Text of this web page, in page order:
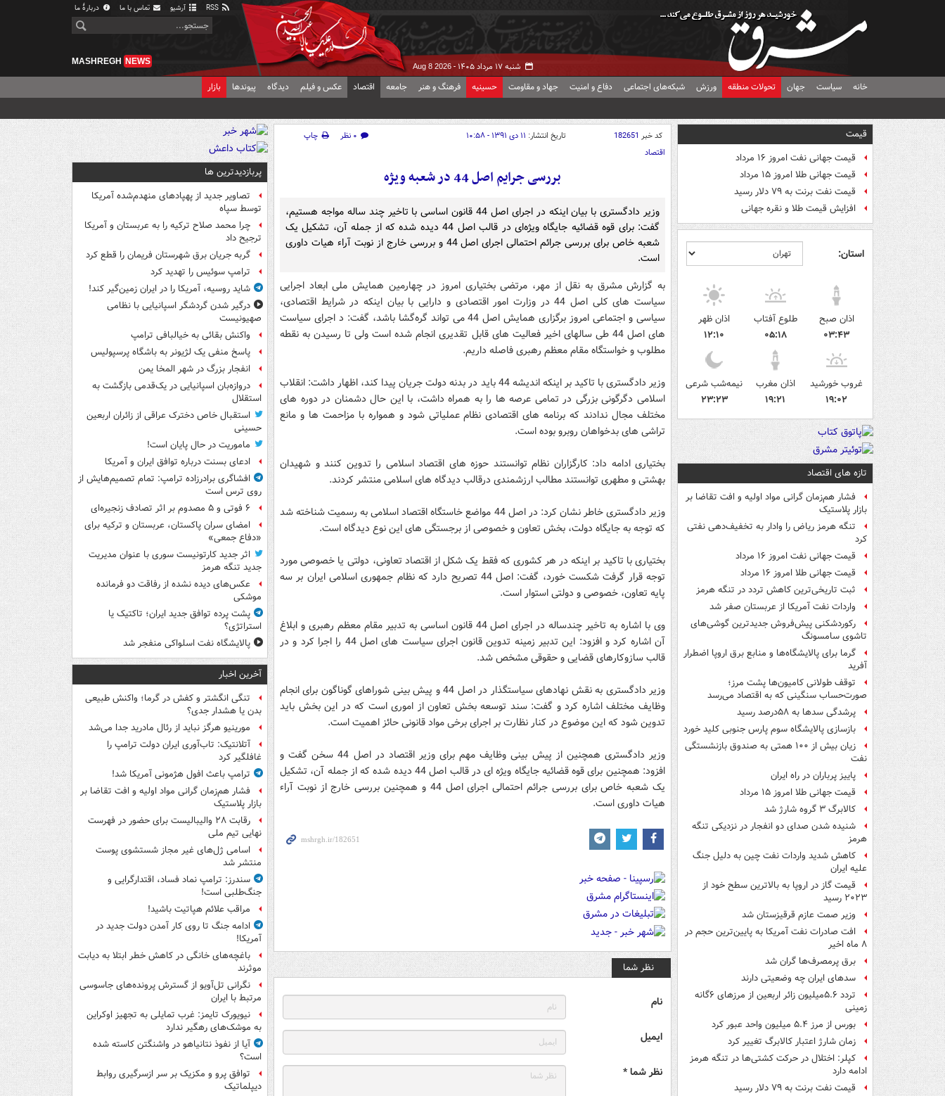
آرشیو تماس با ما دربارهٔ ما
شنبه ۱۷ مرداد ۱۴۰۵ - Aug 8 2026
MASHREGH NEWS
خانه سیاست جهان تحولات منطقه ورزش شبکه‌های اجتماعی دفاع و امنیت جهاد و مقاومت حسینیه فرهنگ و هنر جامعه اقتصاد عکس و فیلم دیدگاه پیوندها بازار
قیمت
قیمت جهانی نفت امروز ۱۶ مرداد
قیمت جهانی طلا امروز ۱۵ مرداد
قیمت نفت برنت به ۷۹ دلار رسید
افزایش قیمت طلا و نقره جهانی
استان:
اذان صبح
۰۳:۴۳
طلوع آفتاب
۰۵:۱۸
اذان ظهر
۱۲:۱۰
غروب خورشید
۱۹:۰۲
اذان مغرب
۱۹:۲۱
نیمه‌شب شرعی
۲۳:۲۳
تازه های اقتصاد
فشار هم‌زمان گرانی مواد اولیه و افت تقاضا بر
بازار پلاستیک
تنگه هرمز ریاض را وادار به تخفیف‌دهی نفتی
کرد
قیمت جهانی نفت امروز ۱۶ مرداد
قیمت جهانی طلا امروز ۱۶ مرداد
ثبت تاریخی‌ترین کاهش تردد در تنگه هرمز
واردات نفت آمریکا از عربستان صفر شد
رکوردشکنی پیش‌فروش جدیدترین گوشی‌های
تاشوی سامسونگ
گرما برای پالایشگاه‌ها و منابع برق اروپا اضطرار
آفرید
توقف طولانی کامیون‌ها پشت مرز؛
صورت‌حساب سنگینی که به اقتصاد می‌رسد
پرشدگی سدها به ۵۸درصد رسید
بازسازی پالایشگاه سوم پارس جنوبی کلید خورد
زیان بیش از ۱۰۰ همتی به صندوق‌ بازنشستگی
نفت
پاییز پرباران در راه ایران
قیمت جهانی طلا امروز ۱۵ مرداد
کالابرگ ۳ گروه شارژ شد
شنیده شدن صدای دو انفجار در نزدیکی تنگه
هرمز
کاهش شدید واردات نفت چین به دلیل جنگ
علیه ایران
قیمت گاز در اروپا به بالاترین سطح خود از
۲۰۲۳ رسید
وزیر صمت عازم قرقیزستان شد
افت صادرات نفت آمریکا به پایین‌ترین حجم در
۸ ماه اخیر
برق پرمصرف‌ها گران شد
سدهای ایران چه وضعیتی دارند
تردد ۵.۶میلیون زائر اربعین از مرزهای ۶گانه
زمینی
بورس از مرز ۵.۴ میلیون واحد عبور کرد
زمان شارژ اعتبار کالابرگ تغییر کرد
کپلر: اختلال در حرکت کشتی‌ها در تنگه هرمز
ادامه دارد
قیمت نفت برنت به ۷۹ دلار رسید
کد خبر 182651 تاریخ انتشار: ۱۱ دی ۱۳۹۱ - ۱۰:۵۸ ۰ نظر
چاپ
اقتصاد
بررسی جرایم اصل 44 در شعبه ویژه
وزیر دادگستری با بیان اینکه در اجرای اصل 44 قانون اساسی با تاخیر چند ساله مواجه هستیم،
گفت: برای قوه قضائیه جایگاه ویژه‌ای در قالب اصل 44 دیده شده که از جمله آن، تشکیل یک
شعبه خاص برای بررسی جرائم احتمالی اجرای اصل 44 و بررسی خارج از نوبت آراء هیات داوری
است.
به گزارش مشرق به نقل از مهر، مرتضی بختیاری امروز در چهارمین همایش ملی ابعاد اجرایی
سیاست های کلی اصل 44 در وزارت امور اقتصادی و دارایی با بیان اینکه در شرایط اقتصادی،
سیاسی و اجتماعی امروز برگزاری همایش اصل 44 می تواند گره‌گشا باشد، گفت: د اجرای سیاست
های اصل 44 طی سالهای اخیر فعالیت های قابل تقدیری انجام شده است ولی تا رسیدن به نقطه
مطلوب و خواستگاه مقام معظم رهبری فاصله داریم.
وزیر دادگستری با تاکید بر اینکه اندیشه 44 باید در بدنه دولت جریان پیدا کند، اظهار داشت: انقلاب
اسلامی دگرگونی بزرگی در تمامی عرصه ها را به همراه داشت، با این حال دشمنان در دوره های
مختلف مجال ندادند که برنامه های اقتصادی نظام عملیاتی شود و همواره با مزاحمت ها و مانع
تراشی های بدخواهان روبرو بوده است.
بختیاری ادامه داد: کارگزاران نظام توانستند حوزه های اقتصاد اسلامی را تدوین کنند و شهیدان
بهشتی و مطهری توانستند مطالب ارزشمندی درقالب دیدگاه های اسلامی منتشر کردند.
وزیر دادگستری خاطر نشان کرد: در اصل 44 مواضع خاستگاه اقتصاد اسلامی به رسمیت شناخته شد
که توجه به جایگاه دولت، بخش تعاون و خصوصی از برجستگی های این نوع دیدگاه است.
بختیاری با تاکید بر اینکه در هر کشوری که فقط یک شکل از اقتصاد تعاونی، دولتی یا خصوصی مورد
توجه قرار گرفت شکست خورد، گفت: اصل 44 تصریح دارد که نظام جمهوری اسلامی ایران بر سه
پایه تعاون، خصوصی و دولتی استوار است.
وی با اشاره به تاخیر چندساله در اجرای اصل 44 قانون اساسی به تدبیر مقام معظم رهبری و ابلاغ
آن اشاره کرد و افزود: این تدبیر زمینه تدوین قانون اجرای سیاست های اصل 44 را اجرا کرد و در
قالب سازوکارهای قضایی و حقوقی مشخص شد.
وزیر دادگستری به نقش نهادهای سیاستگذار در اصل 44 و پیش بینی شوراهای گوناگون برای انجام
وظایف مختلف اشاره کرد و گفت: سند توسعه بخش تعاون از اموری است که در این بخش باید
تدوین شود که این موضوع در کنار نظارت بر اجرای برخی مواد قانونی حائز اهمیت است.
وزیر دادگستری همچنین از پیش بینی وظایف مهم برای وزیر اقتصاد در اصل 44 سخن گفت و
افزود: همچنین برای قوه قضائیه جایگاه ویژه ای در قالب اصل 44 دیده شده که از جمله آن، تشکیل
یک شعبه خاص برای بررسی جرائم احتمالی اجرای اصل 44 و همچنین بررسی خارج از نوبت آراء
هیات داوری است.
نظر شما
نام
ایمیل
نظر شما *
پربازدیدترین ها
تصاویر جدید از پهپادهای منهدم‌شده آمریکا
توسط سپاه
چرا محمد صلاح ترکیه را به عربستان و آمریکا
ترجیح داد
گربه جریان برق شهرستان فریمان را قطع کرد
ترامپ سوئیس را تهدید کرد
شاید روسیه، آمریکا را در ایران زمین‌گیر کند!
درگیر شدن گردشگر اسپانیایی با نظامی
صهیونیست
واکنش بقائی به خیالبافی ترامپ
پاسخ منفی یک لژیونر به باشگاه پرسپولیس
انفجار بزرگ در شهر المخا یمن
دروازه‌بان اسپانیایی در یک‌قدمی بازگشت به
استقلال
استقبال خاص دخترک عراقی از زائران اربعین
حسینی
ماموریت در حال پایان است!
ادعای بسنت درباره توافق ایران و آمریکا
افشاگری برادرزاده ترامپ: تمام تصمیم‌هایش از
روی ترس است
۶ فوتی و ۵ مصدوم بر اثر تصادف زنجیره‌ای
امضای سران پاکستان، عربستان و ترکیه برای
«دفاع جمعی»
اثر جدید کارتونیست سوری با عنوان مدیریت
جدید تنگه هرمز
عکس‌های دیده نشده از رفاقت دو فرمانده‌
موشکی
پشت پرده توافق جدید ایران؛ تاکتیک یا
استراتژی؟
پالایشگاه نفت اسلواکی منفجر شد
آخرین اخبار
تنگی انگشتر و کفش در گرما؛ واکنش طبیعی
بدن یا هشدار جدی؟
مورینیو هرگز نباید از رئال مادرید جدا می‌شد
آتلانتیک: تاب‌آوری ایران دولت ترامپ را
غافلگیر کرد
ترامپ باعث افول هژمونی آمریکا شد!
فشار هم‌زمان گرانی مواد اولیه و افت تقاضا بر
بازار پلاستیک
رقابت ۲۸ والیبالیست برای حضور در فهرست
نهایی تیم ملی
اسامی ژل‌های غیر مجاز شستشوی پوست
منتشر شد
سندرز: ترامپ نماد فساد، اقتدارگرایی و
جنگ‌طلبی است!
مراقب علائم هپاتیت باشید!
ادامه جنگ تا روی کار آمدن دولت جدید در
آمریکا!
باغچه‌های خانگی در کاهش خطر ابتلا به دیابت
موثرند
نگرانی تل‌آویو از گسترش پرونده‌های جاسوسی
مرتبط با ایران
نیویورک تایمز: غرب تمایلی به تجهیز اوکراین
به موشک‌های رهگیر ندارد
آیا از نفوذ نتانیاهو در واشنگتن کاسته شده
است؟
توافق پرو و مکزیک بر سر ازسرگیری روابط
دیپلماتیک